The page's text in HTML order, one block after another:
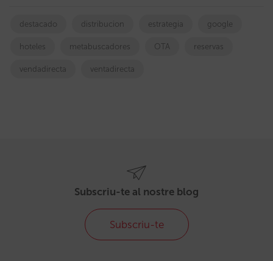
destacado distribucion estrategia google
hoteles metabuscadores OTA reservas
vendadirecta ventadirecta
Subscriu-te al nostre blog
Subscriu-te